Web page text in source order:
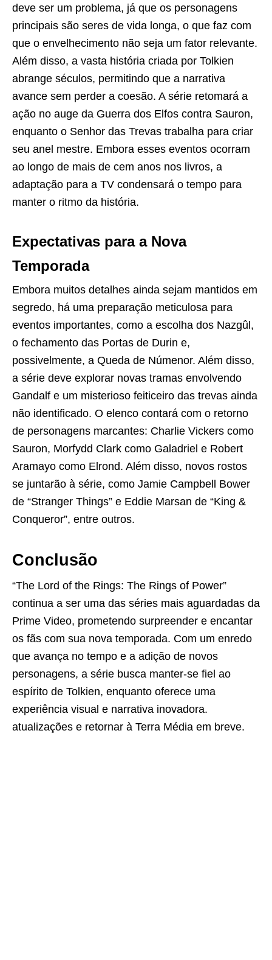
deve ser um problema, já que os personagens
principais são seres de vida longa, o que faz com
que o envelhecimento não seja um fator relevante.
Além disso, a vasta história criada por Tolkien
abrange séculos, permitindo que a narrativa
avance sem perder a coesão. A série retomará a
ação no auge da Guerra dos Elfos contra Sauron,
enquanto o Senhor das Trevas trabalha para criar
seu anel mestre. Embora esses eventos ocorram
ao longo de mais de cem anos nos livros, a
adaptação para a TV condensará o tempo para
manter o ritmo da história.
Expectativas para a Nova
Temporada
Embora muitos detalhes ainda sejam mantidos em
segredo, há uma preparação meticulosa para
eventos importantes, como a escolha dos Nazgûl,
o fechamento das Portas de Durin e,
possivelmente, a Queda de Númenor. Além disso,
a série deve explorar novas tramas envolvendo
Gandalf e um misterioso feiticeiro das trevas ainda
não identificado. O elenco contará com o retorno
de personagens marcantes: Charlie Vickers como
Sauron, Morfydd Clark como Galadriel e Robert
Aramayo como Elrond. Além disso, novos rostos
se juntarão à série, como Jamie Campbell Bower
de “Stranger Things” e Eddie Marsan de “King &
Conqueror”, entre outros.
Conclusão
“The Lord of the Rings: The Rings of Power”
continua a ser uma das séries mais aguardadas da
Prime Video, prometendo surpreender e encantar
os fãs com sua nova temporada. Com um enredo
que avança no tempo e a adição de novos
personagens, a série busca manter-se fiel ao
espírito de Tolkien, enquanto oferece uma
experiência visual e narrativa inovadora.
atualizações e retornar à Terra Média em breve.